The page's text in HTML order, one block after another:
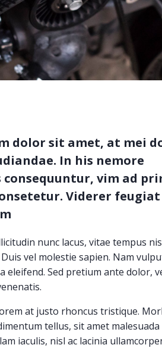
dolor sit amet, at mei
In his nemore
vim ad
Viderer
nunc lacus, vitae tempus
vel molestie sapien. Nam
eleifend. Sed pretium ante dolor,
at justo rhoncus tristique.
tellus, sit amet
iaculis, nisl ac lacinia